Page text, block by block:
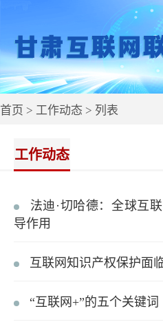
首页 > 工作动态 > 列表
工作动态
法迪·切哈德：全球互
导作用
互联网知识产权保护面
“互联网+”的五个关键词